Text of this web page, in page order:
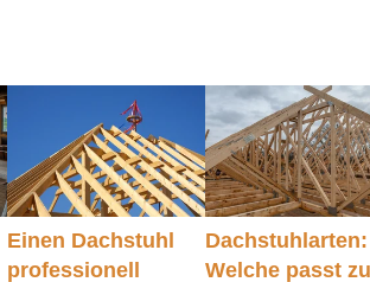
Einen Dachstuhl
professionell
Dachstuhlarten:
Welche passt zu